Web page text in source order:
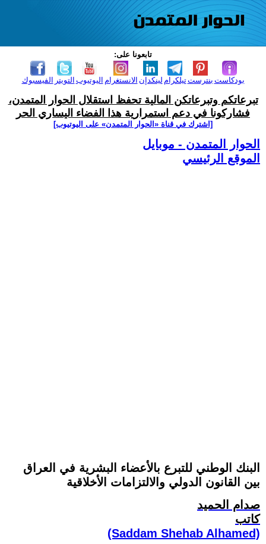
تابعونا على:
الفيسبوك التويتر اليوتيوب الانستغرام لينكدإن تيلكرامبنترست بودكاست
تبرعاتكم وتبرعاتكن المالية تحفظ استقلال الحوار المتمدن،
فشاركونا في دعم استمرارية هذا الفضاء اليساري الحر
[اشترك في قناة ‫«الحوار المتمدن» على اليوتيوب]
الحوار المتمدن - موبايل
الموقع الرئيسي
البنك الوطني للتبرع بالأعضاء البشرية في العراق
بين القانون الدولي والالتزامات الأخلاقية
صدام الحميد
كاتب
(Saddam Shehab Alhamed)